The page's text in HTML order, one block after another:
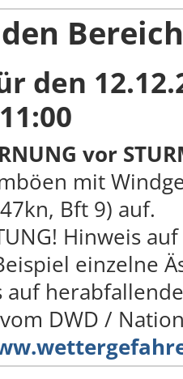
den
vor
mit
Bft 9) auf.
Hinweis
einzelne
auf
DWD /